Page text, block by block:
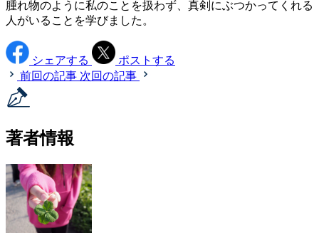
腫れ物のように私のことを扱わず、真剣にぶつかってくれる
人がいることを学びました。
シェアする
ポストする
前回の記事 次回の記事
著者情報